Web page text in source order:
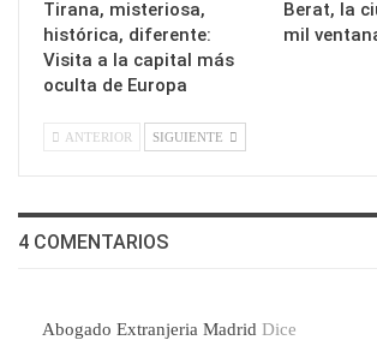
Tirana, misteriosa,
histórica, diferente:
Visita a la capital más
oculta de Europa
Berat, la
mil
ANTERIOR SIGUIENTE
4 COMENTARIOS
Abogado Extranjeria Madrid Dice